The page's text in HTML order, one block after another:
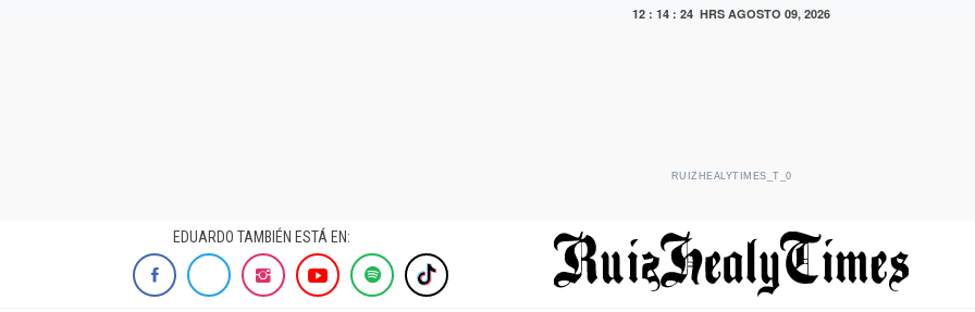
12 : 14 : 24 HRS AGOSTO 09, 2026
RUIZHEALYTIMES_T_0
EDUARDO TAMBIÉN ESTÁ EN: